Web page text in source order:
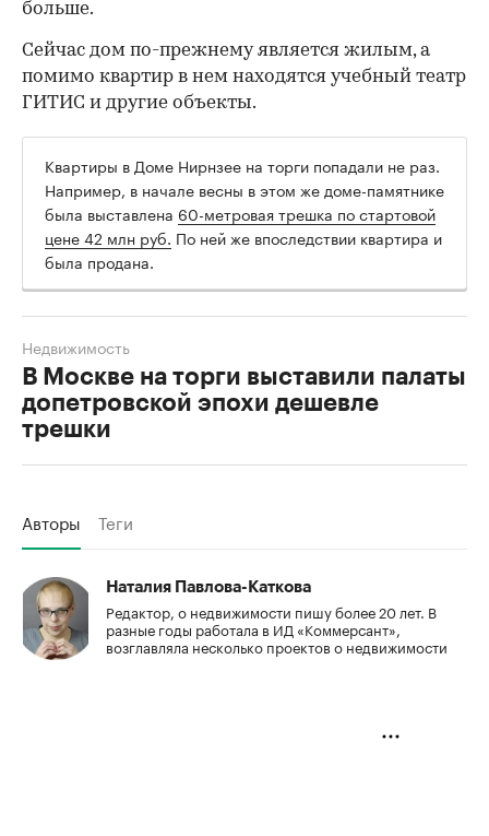
больше.
Сейчас дом по-прежнему является жилым, а
помимо квартир в нем находятся учебный театр
ГИТИС и другие объекты.
Квартиры в Доме Нирнзее на торги попадали не раз.
Например, в начале весны в этом же доме-памятнике
была выставлена 60-метровая трешка по стартовой
цене 42 млн руб. По ней же впоследствии квартира и
была продана.
В Москве на торги выставили палаты
допетровской эпохи дешевле
трешки
Недвижимость
Авторы Теги
Наталия Павлова-Каткова
Редактор, о недвижимости пишу более 20 лет. В
разные годы работала в ИД «Коммерсант»,
возглавляла несколько проектов о недвижимости